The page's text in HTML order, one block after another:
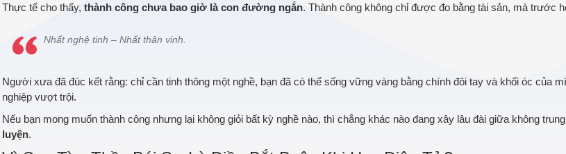
Thực tế cho thấy, thành công chưa bao giờ là con đường ngắn. Thành công không chỉ được đo bằng tài sản, mà trước
Nhất nghệ tinh – Nhất thân vinh.
Người xưa đã đúc kết rằng: chỉ cần tinh thông một nghề, bạn đã có thể sống vững vàng bằng chính đôi tay và khối óc của
nghiệp vượt trội.
Nếu bạn mong muốn thành công nhưng lại không giỏi bất kỳ nghề nào, thì chẳng khác nào đang xây lâu đài giữa không
luyện.